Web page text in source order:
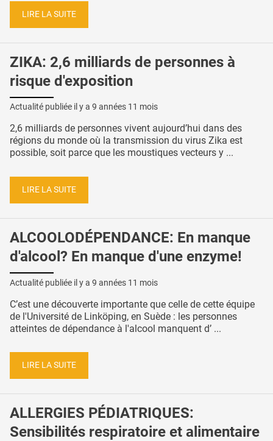
LIRE LA SUITE
ZIKA: 2,6 milliards de personnes à
risque d'exposition
Actualité publiée il y a 9 années 11 mois
2,6 milliards de personnes vivent aujourd’hui dans des
régions du monde où la transmission du virus Zika est
possible, soit parce que les moustiques vecteurs y ...
LIRE LA SUITE
ALCOOLODÉPENDANCE: En manque
d'alcool? En manque d'une enzyme!
Actualité publiée il y a 9 années 11 mois
C’est une découverte importante que celle de cette équipe
de l'Université de Linköping, en Suède : les personnes
atteintes de dépendance à l'alcool manquent d’ ...
LIRE LA SUITE
ALLERGIES PÉDIATRIQUES:
Sensibilités respiratoire et alimentaire